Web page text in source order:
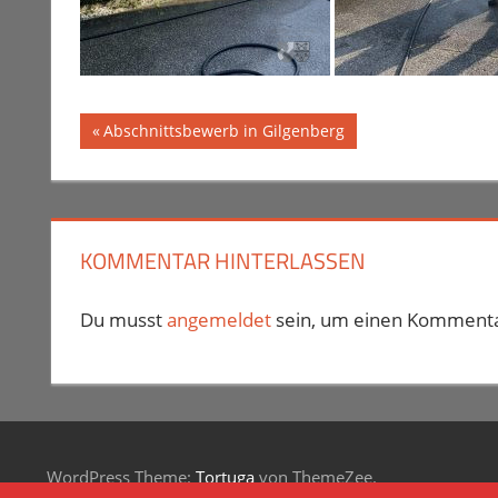
Beitragsnavigation
Vorheriger
Abschnittsbewerb in Gilgenberg
KOMMENTAR HINTERLASSEN
Du musstangemeldetsein, um einen
WordPress Theme:Tortugavon ThemeZee.